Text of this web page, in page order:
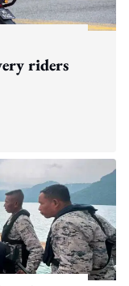
riders